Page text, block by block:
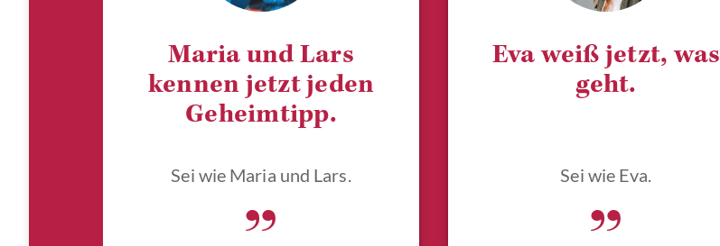
Maria und Lars
kennen jetzt jeden
Geheimtipp.
Sei wie Maria und Lars.
„
Eva weiß jetzt, was
geht.
Sei wie Eva.
„